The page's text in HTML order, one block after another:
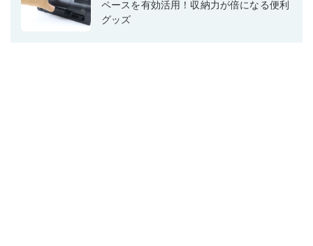
ペースを有効活用！収納力が倍になる便利
グッズ